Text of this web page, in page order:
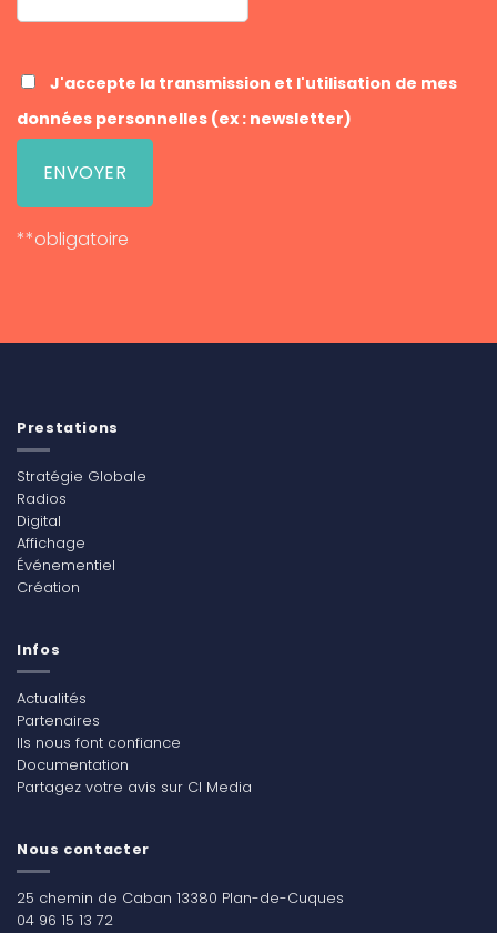
J'accepte la transmission et l'utilisation de mes
données personnelles (ex : newsletter)
**obligatoire
Prestations
Stratégie Globale
Radios
Digital
Affichage
Événementiel
Création
Infos
Actualités
Partenaires
Ils nous font confiance
Documentation
Partagez votre avis sur CI Media
Nous contacter
25 chemin de Caban 13380 Plan-de-Cuques
04 96 15 13 72